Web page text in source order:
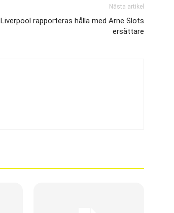
Nästa artikel
Liverpool rapporteras hålla med Arne Slots
ersättare